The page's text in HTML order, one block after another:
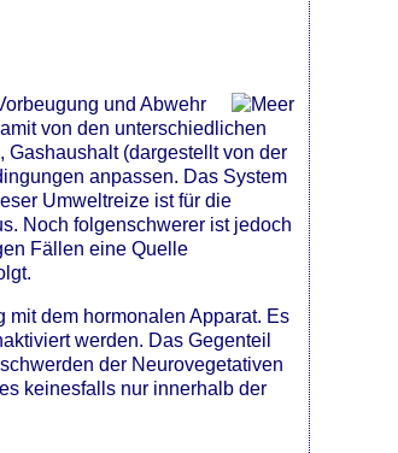
und Abwehr
von den unterschiedlichen
(dargestellt von der
anpassen. Das System
Umweltreize ist für die
Noch folgenschwerer ist jedoch
Fällen eine Quelle
mit dem hormonalen Apparat. Es
werden. Das Gegenteil
der Neurovegetativen
keinesfalls nur innerhalb der